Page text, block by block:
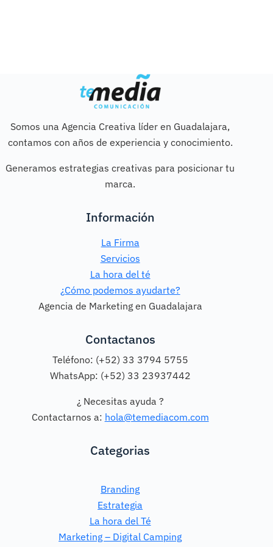
Somos una Agencia Creativa líder en Guadalajara,
contamos con años de experiencia y conocimiento.
Generamos estrategias creativas para posicionar tu
marca.
Información
La Firma
Servicios
La hora del té
¿Cómo podemos ayudarte?
Agencia de Marketing en Guadalajara
Contactanos
Teléfono: (+52) 33 3794 5755
WhatsApp: (+52) 33 23937442
¿ Necesitas ayuda ?
Contactarnos a: hola@temediacom.com
Categorias
Branding
Estrategia
La hora del Té
Marketing – Digital Camping